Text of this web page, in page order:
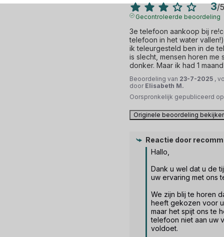
3/5
Gecontroleerde beoordeling
3e telefoon aankoop bij
telefoon in het water
ik teleurgesteld ben in de
is slecht, mensen horen
donker. Maar ik had 1
Beoordeling van 23-7-2025 ,
door Elisabeth M.
Oorspronkelijk gepubliceerd
Originele beoordeling
Reactie door
Hallo,
Dank u wel dat u de
uw ervaring met ons
We zijn blij te horen
heeft gekozen voor
maar het spijt ons te
telefoon niet aan uw
voldoet.